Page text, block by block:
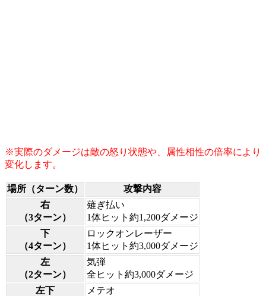
※実際のダメージは敵の怒り状態や、属性相性の倍率により
変化します。
場所（ターン数）
攻撃内容
右
（3ターン）
薙ぎ払い
1体ヒット約1,200ダメージ
下
（4ターン）
ロックオンレーザー
1体ヒット約3,000ダメージ
左
（2ターン）
気弾
全ヒット約3,000ダメージ
左下
メテオ